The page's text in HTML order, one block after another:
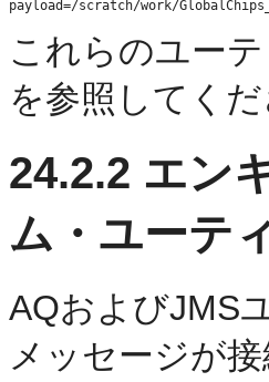
これらのユー
を参照してくだ
24.2.2 エン
ム・ユーテ
AQおよびJMS
メッセージが